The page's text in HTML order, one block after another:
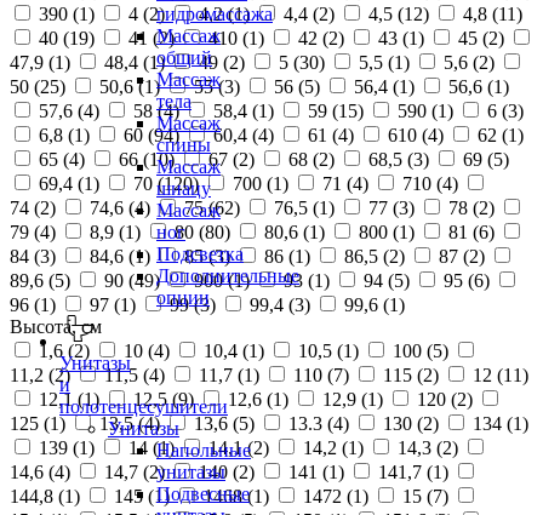
гидромассажа
Массаж
общий
Массаж
тела
Массаж
спины
Массаж
шиацу
Массаж
ног
Подсветка
Дополнительные
опции
Унитазы
и
полотенцесушители
Унитазы
Напольные
унитазы
Подвесные
390 (1) 4 (2) 4,2 (1) 4,4 (2) 4,5 (12) 4,8 (11)
40 (19) 41 (2) 410 (1) 42 (2) 43 (1) 45 (2)
47,9 (1) 48,4 (1) 49 (2) 5 (30) 5,5 (1) 5,6 (2)
50 (25) 50,6 (1) 55 (3) 56 (5) 56,4 (1) 56,6 (1)
57,6 (4) 58 (4) 58,4 (1) 59 (15) 590 (1) 6 (3)
6,8 (1) 60 (94) 60,4 (4) 61 (4) 610 (4) 62 (1)
65 (4) 66 (10) 67 (2) 68 (2) 68,5 (3) 69 (5)
69,4 (1) 70 (120) 700 (1) 71 (4) 710 (4)
74 (2) 74,6 (4) 75 (62) 76,5 (1) 77 (3) 78 (2)
79 (4) 8,9 (1) 80 (80) 80,6 (1) 800 (1) 81 (6)
84 (3) 84,6 (1) 85 (3) 86 (1) 86,5 (2) 87 (2)
89,6 (5) 90 (49) 900 (1) 93 (1) 94 (5) 95 (6)
96 (1) 97 (1) 99 (3) 99,4 (3) 99,6 (1)
Высота, см
1,6 (2) 10 (4) 10,4 (1) 10,5 (1) 100 (5)
11,2 (2) 11,5 (4) 11,7 (1) 110 (7) 115 (2) 12 (11)
12,1 (1) 12,5 (9) 12,6 (1) 12,9 (1) 120 (2)
125 (1) 13,5 (4) 13,6 (5) 13.3 (4) 130 (2) 134 (1)
139 (1) 14 (1) 14,1 (2) 14,2 (1) 14,3 (2)
14,6 (4) 14,7 (2) 140 (2) 141 (1) 141,7 (1)
144,8 (1) 145 (1) 1468 (1) 1472 (1) 15 (7)